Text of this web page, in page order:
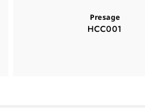
Presage
HCC001